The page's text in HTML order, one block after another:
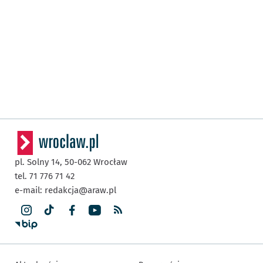
pl. Solny 14, 50-062 Wrocław
tel. 71 776 71 42
e-mail: redakcja@araw.pl